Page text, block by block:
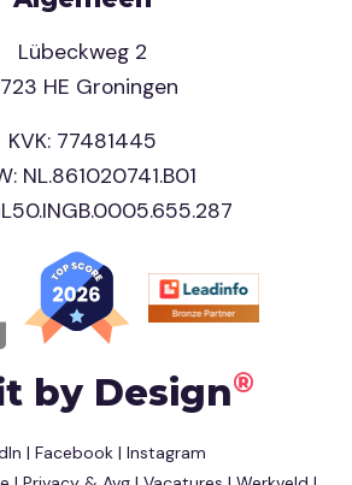
Lübeckweg 2
HE Groningen
KVK: 77481445
NL.861020741.B01
by Design®
| Facebook| Instagram